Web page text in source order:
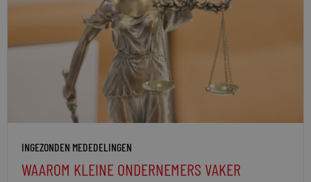
INGEZONDEN MEDEDELINGEN
WAAROM KLEINE ONDERNEMERS VAKER